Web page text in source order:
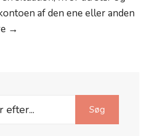
af den ene eller anden
→
Søg